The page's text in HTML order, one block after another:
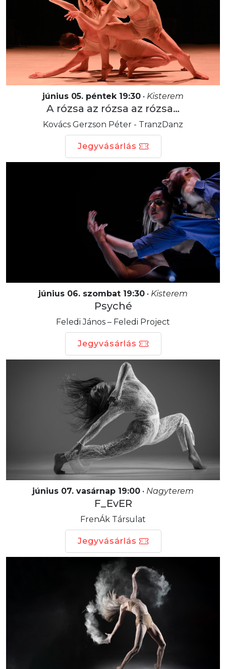
június 05. péntek 19:30 • Kisterem
A rózsa az rózsa az rózsa…
Kovács Gerzson Péter - TranzDanz
Jegyvásárlás
június 06. szombat 19:30 • Kisterem
Psyché
Feledi János – Feledi Project
Jegyvásárlás
június 07. vasárnap 19:00 • Nagyterem
F_EvER
FrenÁk Társulat
Jegyvásárlás